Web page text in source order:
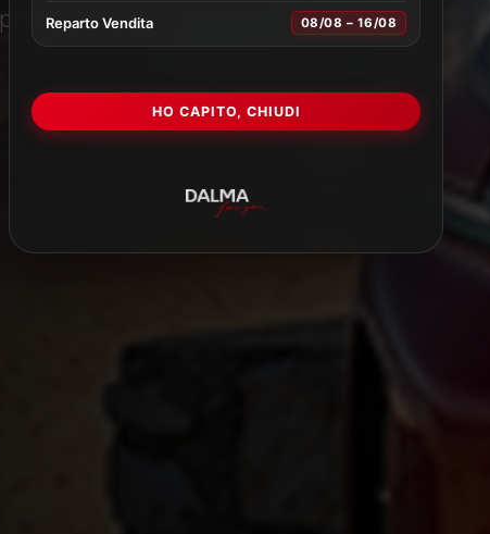
consegna.
Reparto Vendita 08/08 – 16/08
HO CAPITO, CHIUDI